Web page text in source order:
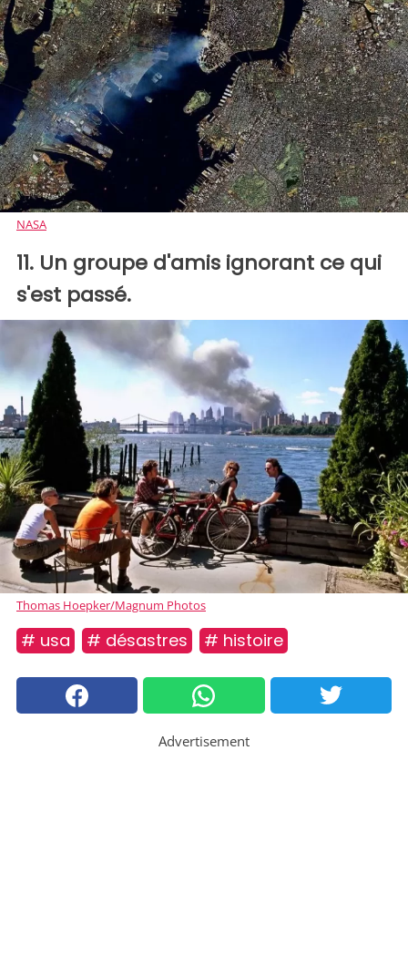
NASA
11. Un groupe d'amis ignorant ce qui
s'est passé.
Thomas Hoepker/Magnum Photos
# usa # désastres # histoire
Advertisement